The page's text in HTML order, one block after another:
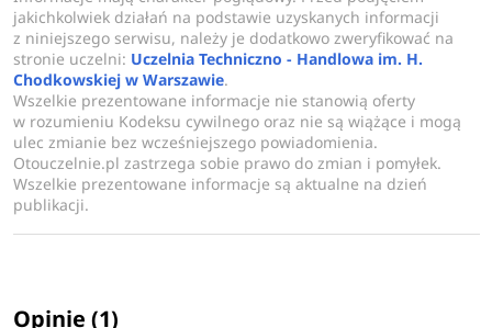
Zrównoważona mobilność miejska (na pierwszym stopniu),
Inżynieria i tuning pojazdów, Systemy logistyczne w
transportowe, Bezpieczeństwo w transporcie kolejowym,
Organizacja i bezpieczeństwo ruchu lotniczego (na drugim
stopniu).
Realizowane na kierunku specjalności mają na celu
przekazanie szczegółowej wiedzy, a także rozwijanie
konkretnych umiejętności, wśród których wymienić można,
koordynowania współczesnych procesów spedycyjno-
jakichkolwiek działań na podstawie uzyskanych informacji
z niniejszego serwisu, należy je dodatkowo zweryfikować na
stronie uczelni: Uczelnia Techniczno - Handlowa im. H.
Chodkowskiej w Warszawie.
Wszelkie prezentowane informacje nie stanowią oferty
w rozumieniu Kodeksu cywilnego oraz nie są wiążące i mogą
ulec zmianie bez wcześniejszego powiadomienia.
Otouczelnie.pl zastrzega sobie prawo do zmian i pomyłek.
Wszelkie prezentowane informacje są aktualne na dzień
publikacji.
Opinie (1)